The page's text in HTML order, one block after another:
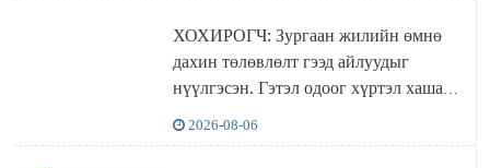
ХОХИРОГЧ: Зургаан жилийн өмнө
дахин төлөвлөлт гээд айлуудыг
нүүлгэсэн. Гэтэл одоог хүртэл хашаа
2026-08-06